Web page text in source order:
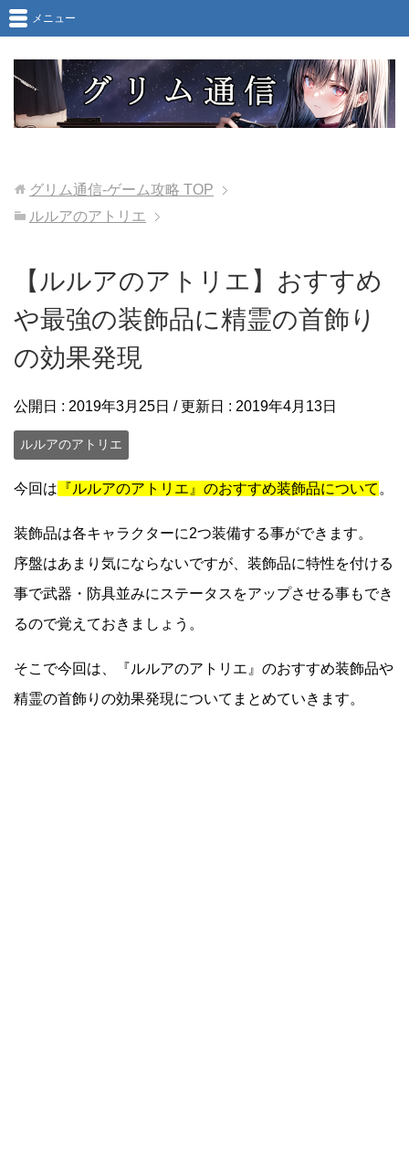
メニュー
グリム通信-ゲーム攻略 TOP
ルルアのアトリエ
【ルルアのアトリエ】おすすめ
や最強の装飾品に精霊の首飾り
の効果発現
公開日 : 2019年3月25日 / 更新日 : 2019年4月13日
ルルアのアトリエ
今回は 『ルルアのアトリエ』のおすすめ装飾品について 。
装飾品は各キャラクターに2つ装備する事ができます。
序盤はあまり気にならないですが、装飾品に特性を付ける
事で武器・防具並みにステータスをアップさせる事もでき
るので覚えておきましょう。
そこで今回は、『ルルアのアトリエ』のおすすめ装飾品や
精霊の首飾りの効果発現についてまとめていきます。